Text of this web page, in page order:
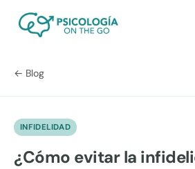
← Blog
INFIDELIDAD
¿Cómo evitar la